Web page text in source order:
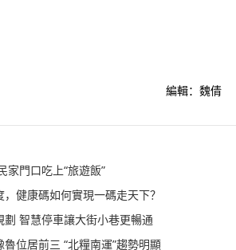
編輯：魏倩
家門口吃上“旅遊飯”
健康碼如何實現一碼走天下？
劃 智慧停車讓大街小巷更暢通
位居前三 “北糧南運”趨勢明顯